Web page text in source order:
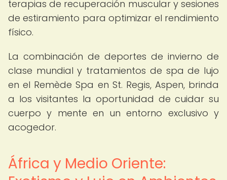
terapias de recuperación muscular y sesiones
de estiramiento para optimizar el rendimiento
físico.
La combinación de deportes de invierno de
clase mundial y tratamientos de spa de lujo
en el Remède Spa en St. Regis, Aspen, brinda
a los visitantes la oportunidad de cuidar su
cuerpo y mente en un entorno exclusivo y
acogedor.
África y Medio Oriente: